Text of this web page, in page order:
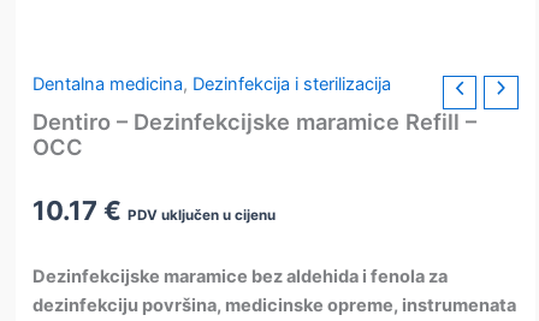
Dentalna medicina, Dezinfekcija i sterilizacija
Dentiro – Dezinfekcijske maramice Refill –
OCC
10.17€ PDV uključen u cijenu
Dezinfekcijske maramice bez aldehida i fenola za
dezinfekciju površina, medicinske opreme, instrumenata